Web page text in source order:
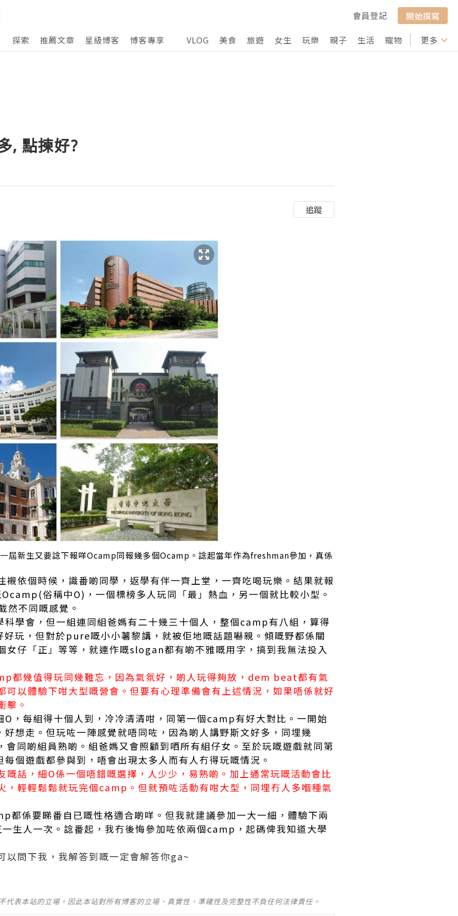
會員登記
開始撰寫
探索
推薦文章 星級博客 博客專享 VLOG 美食 旅遊 女生 玩樂 親子 生活 寵物 行山 打卡
更多
, 點揀好?
追蹤
屆新生又要諗下報咩Ocamp同報幾多個Ocamp。諗起當年作為freshman參加，真係
襯依個時候，識番啲同學，返學有伴一齊上堂，一齊吃喝玩樂。結果就報
俗稱中O)，一個標榜多人玩同「最」熱血，另一個就比較小型。
然不同嘅感覺。
學會，但一組連同組爸媽有二十幾三十個人，整個camp有八組，算得
好玩，但對於pure嘅小小薯黎講，就被佢地嘅話題嚇親。傾嘅野都係關
女仔「正」等等，就連作嘅slogan都有啲不雅嘅用字，搞到我無法投入
都幾值得玩同幾難忘，因為氣氛好，啲人玩得夠放，dem beat都有氣
可以體驗下咁大型嘅營會。但要有心理準備會有上述情況，如果唔係就好
擊。
，每組得十個人到，冷冷清清咁，同第一個camp有好大對比。一開始
想走。但玩咗一陣感覺就唔同咗，因為啲人講野斯文好多，同埋幾
同啲組員熟啲。組爸媽又會照顧到哂所有組仔女。至於玩嘅遊戲就同第
個遊戲都參與到，唔會出現太多人而有人冇得玩嘅情況。
嘅話，細O係一個唔錯嘅選擇，人少少，易熟啲。加上通常玩嘅活動會比
，輕輕鬆鬆就玩完個camp。但就預咗活動有咁大型，同埋冇人多嗰種氣
都係要睇番自已嘅性格適合啲咩。但我就建議參加一大一細，體驗下兩
生人一次。諗番起，我冇後悔參加咗依兩個camp，起碼俾我知道大學
以問下我，我解答到嘅一定會解答你ga~
代表本站的立場。因此本站對所有博客的立場、真實性、準確性及完整性不負任何法律責任。